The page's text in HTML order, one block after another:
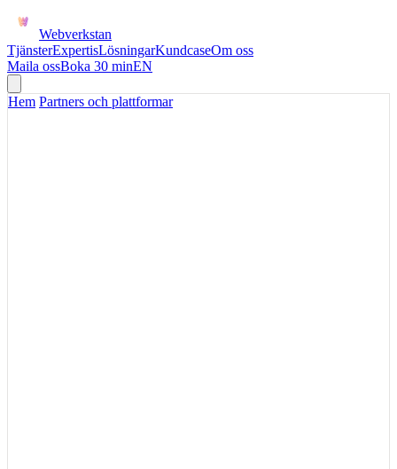
Webverkstan
TjänsterExpertisLösningarKundcaseOm oss
Maila ossBoka 30 minEN
Hem Partners och plattformar